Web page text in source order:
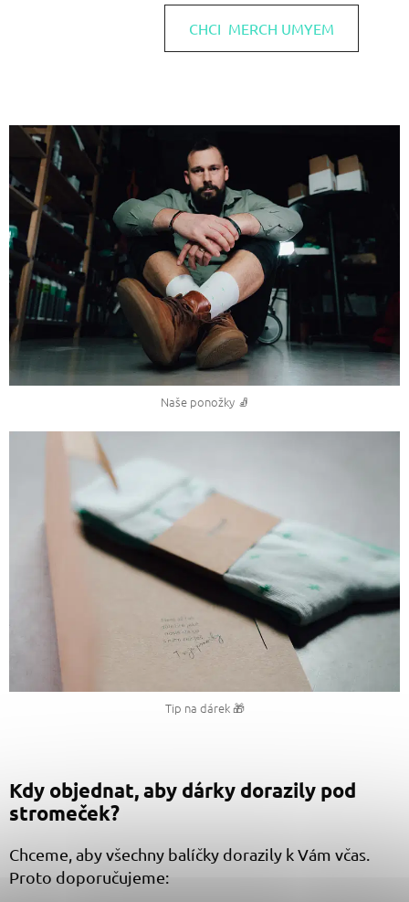
CHCI MERCH UMYEM
Naše ponožky 🧦
Tip na dárek 🎁
Kdy objednat, aby dárky dorazily pod
stromeček?
Chceme, aby všechny balíčky dorazily k Vám včas.
Proto doporučujeme: